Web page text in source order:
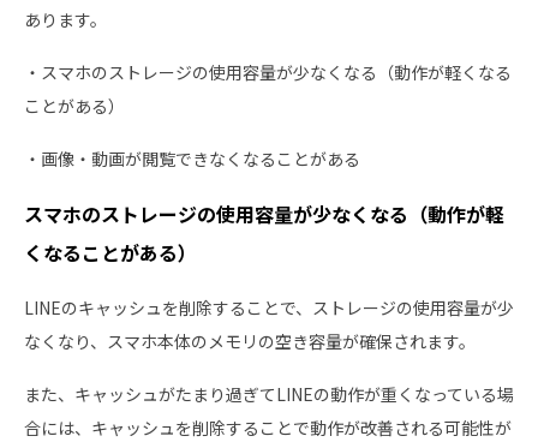
あります。
・スマホのストレージの使用容量が少なくなる（動作が軽くなる
ことがある）
・画像・動画が閲覧できなくなることがある
スマホのストレージの使用容量が少なくなる（動作が軽
くなることがある）
LINEのキャッシュを削除することで、ストレージの使用容量が少
なくなり、スマホ本体のメモリの空き容量が確保されます。
また、キャッシュがたまり過ぎてLINEの動作が重くなっている場
合には、キャッシュを削除することで動作が改善される可能性が